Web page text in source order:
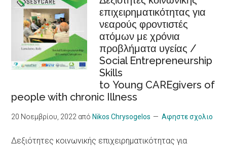
New
Research
Shows
τουρισμός,
προσβασιμότητα,
συμπερίληψη,
εργασιακή
ένταξη
tourism,
inclusiveness,
integration,
επιχειρηματικότητας για
νεαρούς φροντιστές
ατόμων με χρόνια
προβλήματα υγείας /
Social Entrepreneurship
Skills
to Young CAREgivers of
people with chronic Illness
20 Νοεμβρίου, 2022 από Nikos Chrysogelos Αφηστε σχολιο
Δεξιότητες κοινωνικής επιχειρηματικότητας για